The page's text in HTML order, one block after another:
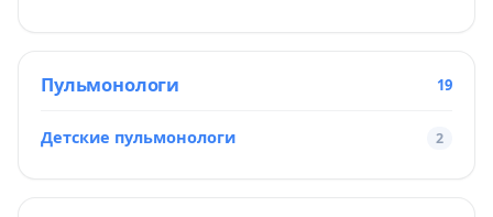
Пульмонологи 19
Детские пульмонологи 2